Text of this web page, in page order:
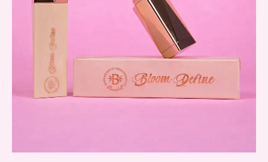
variantes.
Las
opciones
se
pueden
elegir